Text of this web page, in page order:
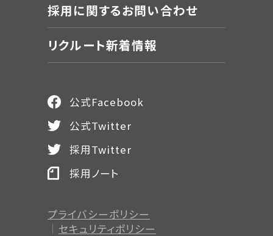
採用に関するお問い合わせ
リクルート新着情報
プライバシーポリシー
セキュリティポリシー
公式Facebook
公式Twitter
採用Twitter
採用ノート